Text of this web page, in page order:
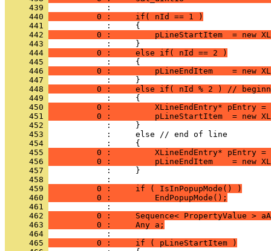
     439
     440
          0 :     if( nId == 1 )
     441
     442
0 :         pLineStartItem  = new
     443
     444
          0 :     else if( nId == 2 )
     445
     446
0 :         pLineEndItem    = new
     447
     448
0 :     else if( nId % 2 ) //
     449
     450
0 :         XLineEndEntry* pEntry
     451
0 :         pLineStartItem  = new
     452
     453
     454
     455
0 :         XLineEndEntry* pEntry
     456
0 :         pLineEndItem    = new
     457
     458
     459
          0 :     if ( IsInPopupMode() )
     460
          0 :         EndPopupMode();
     461
     462
0 :     Sequence< PropertyValue >
     463
          0 :     Any a;
     464
     465
          0 :     if ( pLineStartItem )